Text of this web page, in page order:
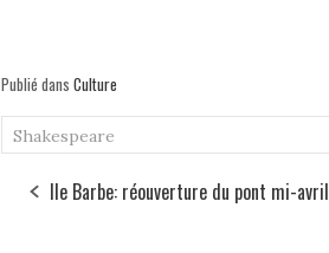
Publié dans Culture
Shakespeare
Ile Barbe: réouverture du pont mi-avril